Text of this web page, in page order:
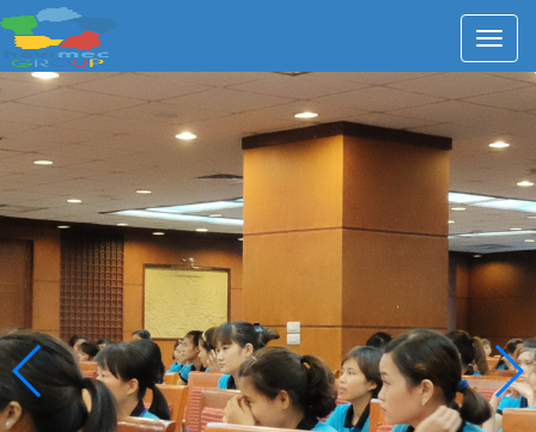
Thiên
Sơn